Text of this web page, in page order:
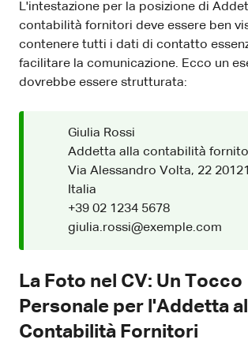
L'intestazione per la posizione di
contabilità fornitori deve essere ben
contenere tutti i dati di contatto
facilitare la comunicazione. Ecco un
dovrebbe essere strutturata:
Giulia Rossi
Addetta alla contabilità
Via Alessandro Volta, 22
Italia
+39 02 1234 5678
giulia.rossi@exemple.com
La Foto nel CV: Un Tocco
Personale per l'Addetta
Contabilità Fornitori